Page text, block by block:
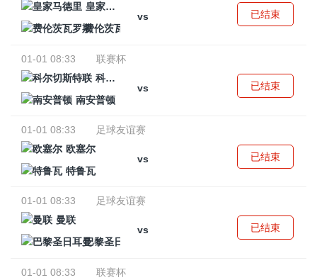
皇家马德里
vs
费伦茨瓦罗斯
已结束
01-01 08:33
联赛杯
科尔切斯特联
vs
南安普顿
已结束
01-01 08:33
足球友谊赛
欧塞尔
vs
特鲁瓦
已结束
01-01 08:33
足球友谊赛
曼联
vs
巴黎圣日耳曼
已结束
01-01 08:33
联赛杯